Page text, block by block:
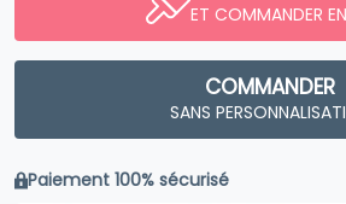
ET COMMANDER
COMMANDER
SANS
Paiement 100% sécurisé